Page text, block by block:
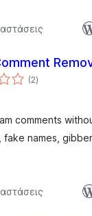
(2αξιολογήσεις
σύνολο
)
comments
names,